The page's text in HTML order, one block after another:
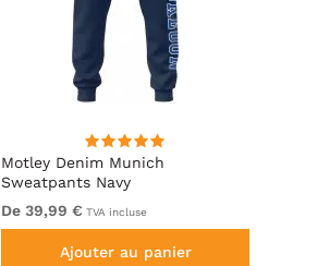
Motley Denim Munich
Sweatpants Navy
De 39,99 € TVA incluse
Ajouter au panier